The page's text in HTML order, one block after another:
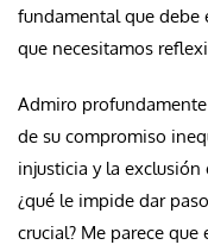
fundamental que debe
que necesitamos
Admiro
de su compromiso
injusticia y la
¿qué le impide dar
crucial? Me parece